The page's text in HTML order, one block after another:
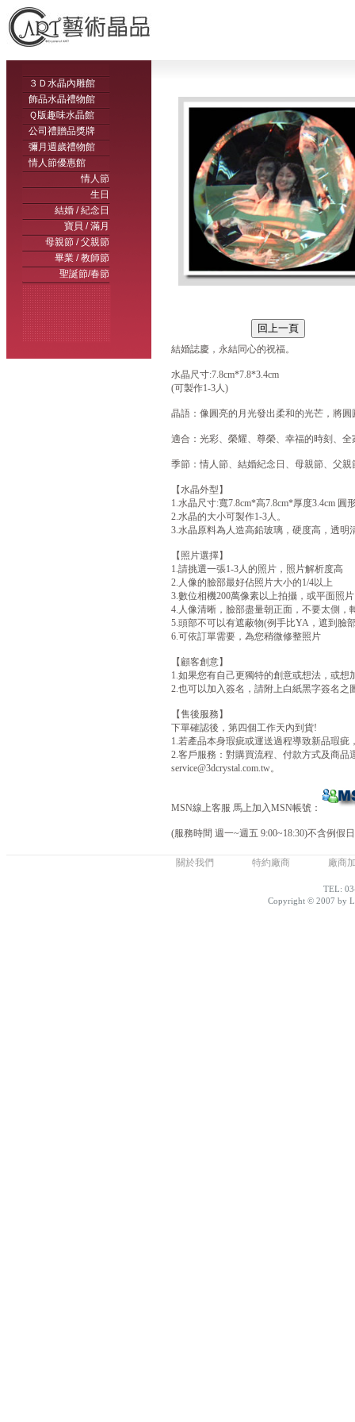
３Ｄ水晶內雕館
飾品水晶禮物館
Ｑ版趣味水晶館
公司禮贈品獎牌
彌月週歲禮物館
情人節優惠館
情人節
生日
結婚 / 紀念日
寶貝 / 滿月
母親節 / 父親節
畢業 / 教師節
聖誕節/春節
結婚誌慶，永結同心的祝福。
水晶尺寸:7.8cm*7.8*3.4cm
(可製作1-3人)
晶語：像圓亮的月光發出柔和的光芒，將
適合：光彩、榮耀、尊榮、幸福的時刻、
季節：情人節、結婚紀念日、母親節、父
【水晶外型】
1.水晶尺寸:寬7.8cm*高7.8cm*厚度3.4cm 圓
2.水晶的大小可製作1-3人。
3.水晶原料為人造高鉛玻璃，硬度高，透明
【照片選擇】
1.請挑選一張1-3人的照片，照片解析度高
2.人像的臉部最好佔照片大小的1/4以上
3.數位相機200萬像素以上拍攝，或平面照
4.人像清晰，臉部盡量朝正面，不要太側，
5.頭部不可以有遮蔽物(例手比YA，遮到臉
6.可依訂單需要，為您稍微修整照片
【顧客創意】
1.如果您有自己更獨特的創意或想法，或想
2.也可以加入簽名，請附上白紙黑字簽名之
【售後服務】
下單確認後，第四個工作天內到貨!
1.若產品本身瑕疵或運送過程導致新品瑕疵
2.客戶服務：對購買流程、付款方式及商品
service@3dcrystal.com.tw。
MSN線上客服 馬上加入MSN帳號：
(服務時間 週一~週五 9:00~18:30)不含例假日
關於我們 特約廠商 廠商
TEL:
Copyright © 2007 by